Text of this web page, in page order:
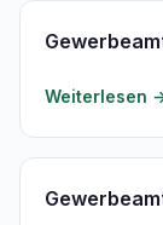
Weiterlesen